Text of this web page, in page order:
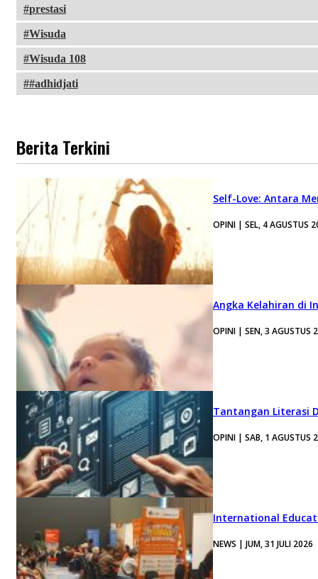
prestasi
Wisuda
Wisuda 108
#adhidjati
Berita Terkini
Self-Love: Antara
OPINI | SEL, 4 AGUSTUS
Angka Kelahiran di
OPINI | SEN, 3 AGUSTUS
Tantangan Literasi
OPINI | SAB, 1 AGUSTUS
International
NEWS | JUM, 31 JULI 2026